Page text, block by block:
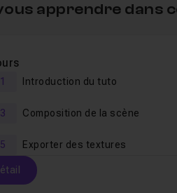
shader de brouillard procédural
l'image finale dans
objets dans Unreal Engine 4,
materials,
apprendre dans
Introduction du tuto
Composition de la scène
Exporter des textures